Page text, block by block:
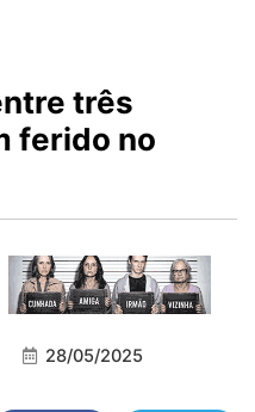
três
ferido no
28/05/2025